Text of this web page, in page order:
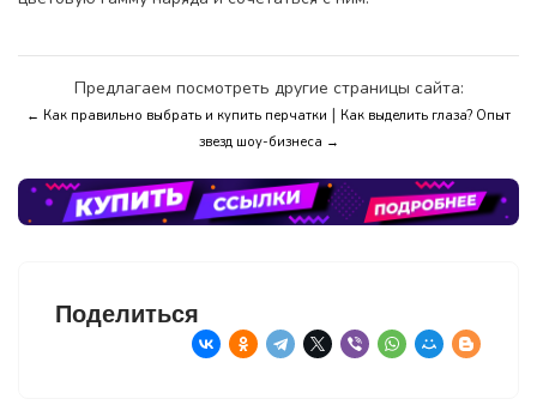
Предлагаем посмотреть другие страницы сайта:
← Как правильно выбрать и купить перчатки | Как выделить глаза? Опыт
звезд шоу-бизнеса →
Поделиться